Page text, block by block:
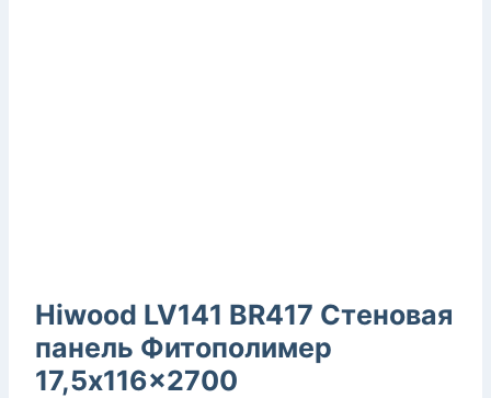
Hiwood LV141 BR417 Стеновая
панель Фитополимер
17,5x116x2700